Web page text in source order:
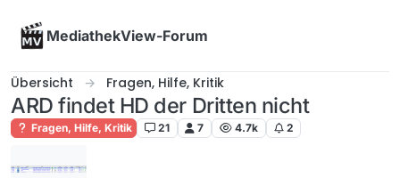
MediathekView-Forum
Übersicht Fragen, Hilfe, Kritik
ARD findet HD der Dritten nicht
Fragen, Hilfe, Kritik 21 7 4.7k 2